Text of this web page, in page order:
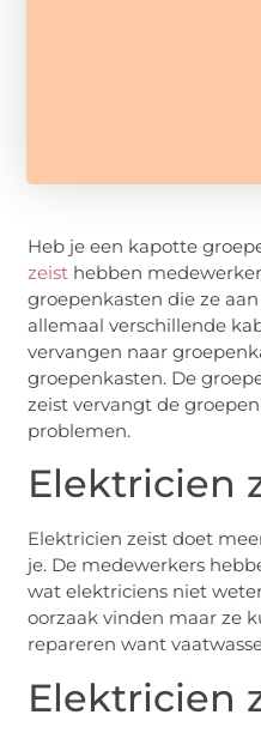
Heb je een kapotte
zeist hebben
groepenkasten die ze
allemaal verschillende
vervangen naar
groepenkasten. De
zeist vervangt de
problemen.
Elektricien
Elektricien zeist doet
je. De medewerkers
wat elektriciens niet
oorzaak vinden maar ze
repareren want
Elektricien